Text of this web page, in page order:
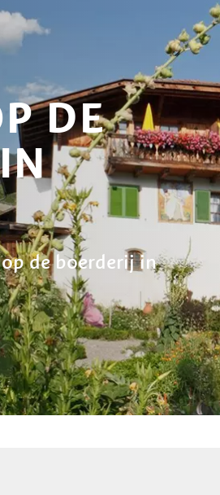
DE
de boerderij in